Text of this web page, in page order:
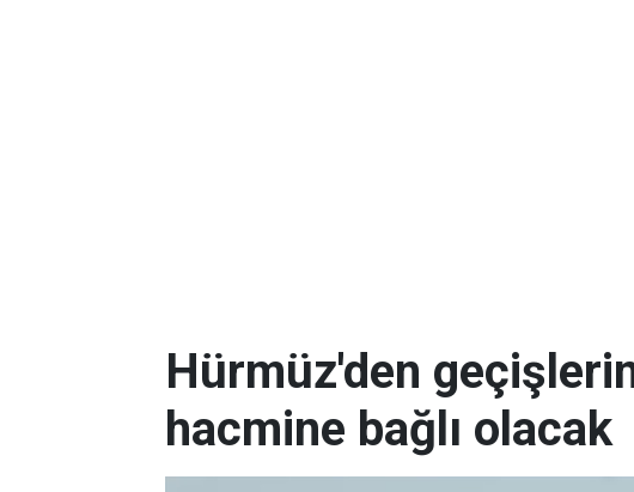
Hürmüz'den
hacmine bağlı olacak